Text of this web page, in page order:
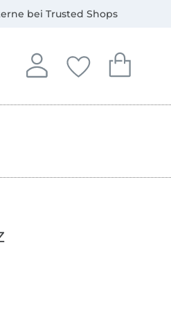
bei Trusted Shops
Anmelden
In deinem Konto
Deine
Du hast keine
Dein
Du hast